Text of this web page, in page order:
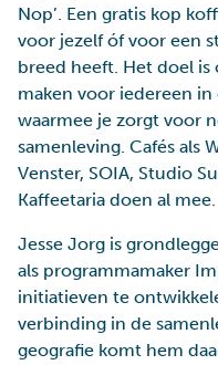
Nop’. Een gratis kop
voor jezelf óf voor een
breed heeft. Het doel is
maken voor iedereen in
waarmee je zorgt voor
samenleving. Cafés als
Venster, SOIA, Studio
Kaffeetaria doen al mee.
Jesse Jorg is
als programmamaker
initiatieven te
verbinding in de
geografie komt hem